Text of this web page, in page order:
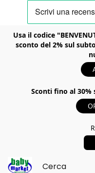
Usa il codice
sconto del 2% sul
Sconti fino al